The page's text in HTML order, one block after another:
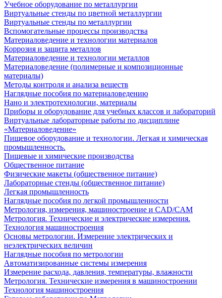
Учебное оборудование по металлургии
Виртуальные стенды по цветной металлургии
Виртуальные стенды по металлургии
Вспомогательные процессы производства
Материаловедение и технологии материалов
Коррозия и защита металлов
Материаловедение и технологии металлов
Материаловедение (полимерные и композиционные
материалы)
Методы контроля и анализа веществ
Наглядные пособия по материаловедению
Нано и электротехнологии, материалы
Приборы и оборудование для учебных классов и лабораторий
Виртуальные лабораторные работы по дисциплине
«Материаловедение»
Пищевое оборудование и технологии. Легкая и химическая
промышленность.
Пищевые и химические производства
Общественное питание
Физические макеты (общественное питание)
Лабораторные стенды (общественное питание)
Легкая промышленность
Наглядные пособия по легкой промышленности
Метрология, измерения, машиностроение и CAD/CAM
Метрология. Технические и электрические измерения.
Технология машиностроения
Основы метрологии. Измерение электрических и
неэлектрических величин
Наглядные пособия по метрологии
Автоматизированные системы измерения
Измерение расхода, давления, температуры, влажности
Метрология. Технические измерения в машиностроении
Технология машиностроения